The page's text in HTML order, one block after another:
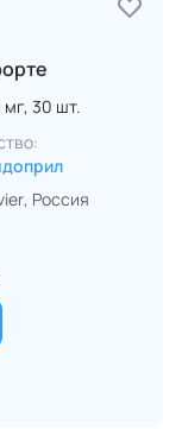
мг, 30 шт.
, Россия